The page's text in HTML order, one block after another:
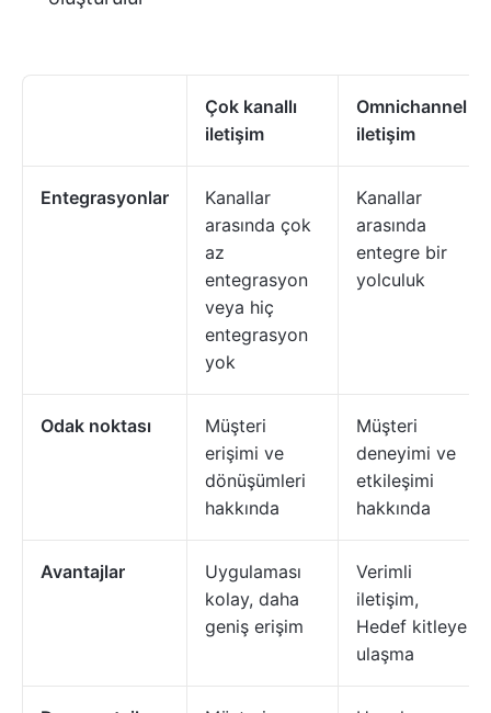
Çok kanallı
iletişim
Omnichannel
iletişim
Entegrasyonlar
Kanallar
arasında çok
az
entegrasyon
veya hiç
entegrasyon
yok
Kanallar
arasında
entegre bir
yolculuk
Odak noktası
Müşteri
erişimi ve
dönüşümleri
hakkında
Müşteri
deneyimi ve
etkileşimi
hakkında
Avantajlar
Uygulaması
kolay, daha
geniş erişim
Verimli
iletişim,
Hedef kitleye
ulaşma